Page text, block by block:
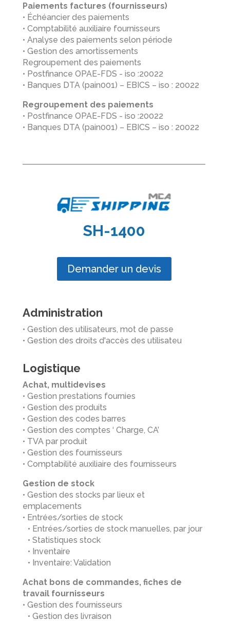
Paiements factures (fournisseurs)
• Échéancier des paiements
• Comptabilité auxiliaire fournisseurs
• Analyse des paiements selon période
• Gestion des amortissements
Regroupement des paiements
• Postfinance OPAE-FDS - iso :20022
• Banques DTA (pain001) – EBICS – iso : 20022
Regroupement des paiements
• Postfinance OPAE-FDS - iso :20022
• Banques DTA (pain001) – EBICS – iso : 20022
SH-1400
Demander un devis
Administration
• Gestion des utilisateurs, mot de passe
• Gestion des droits d'accès des utilisateu
Logistique
Achat, multidevises
• Gestion prestations fournies
• Gestion des produits
• Gestion des codes barres
• Gestion des comptes ‘ Charge, CA’
• TVA par produit
• Gestion des fournisseurs
• Comptabilité auxiliaire des fournisseurs
Gestion de stock
• Gestion des stocks par lieux et
emplacements
• Entrées/sorties de stock
• Entrées/sorties de stock manuelles, par jour
• Statistiques stock
• Inventaire
• Inventaire: Validation
Achat bons de commandes, fiches de
travail fournisseurs
• Gestion des fournisseurs
• Gestion des livraison